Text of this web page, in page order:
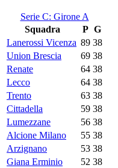
Serie C: Girone A
Squadra
P G
Lanerossi Vicenza 89 38
Union Brescia
69 38
Renate
64 38
Lecco
64 38
Trento
63 38
Cittadella
59 38
Lumezzane
56 38
Alcione Milano
55 38
Arzignano
53 38
Giana Erminio
52 38